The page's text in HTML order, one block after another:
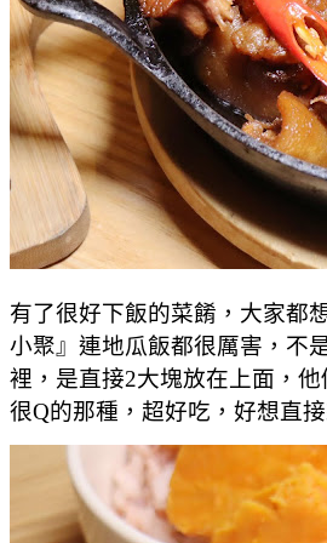
有了很好下飯的菜餚，大家都
小聚』連地瓜飯都很厲害，不
裡，是直接2大塊放在上面，
很Q的那種，超好吃，好想直